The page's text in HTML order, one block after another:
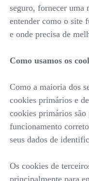
seguro, fornecer uma
entender como o site
e onde precisa de
Como usamos os
Como a maioria dos
cookies primários e
cookies primários são
funcionamento
seus dados de
Os cookies de
principalmente para